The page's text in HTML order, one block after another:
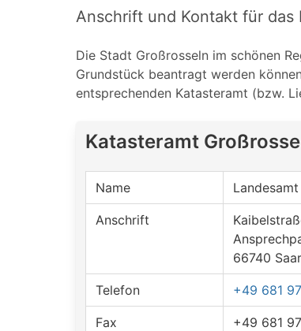
Anschrift und Kontakt für das
Die Stadt Großrosseln im schönen
Grundstück beantragt werden
entsprechenden Katasteramt (bzw.
Katasteramt
Name
Anschrift
66740
Telefon +49 681
Fax +49 681